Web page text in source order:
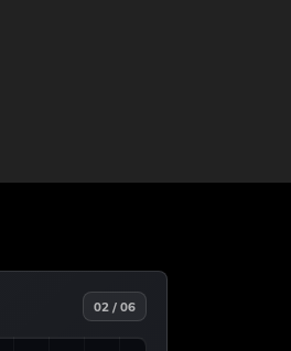
02 / 06